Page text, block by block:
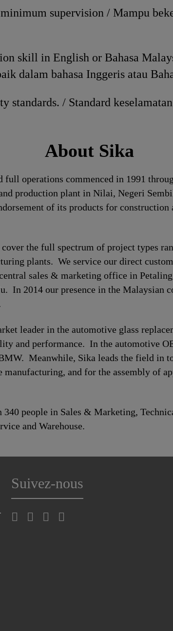
supervision / Mampu
skill in English or Bahasa
dalam bahasa Inggeris atau
standards. / Standard
About Sika
full operations commenced in 1991
production plant in Nilai, Negeri
of its products for
the full spectrum of project types
plants. We service our direct
sales & marketing office in
In 2014 our presence in the Malaysian
leader in the automotive glass
and performance. In the automotive
Meanwhile, Sika leads the field in
and for the assembly of
people in Sales & Marketing,
and Warehouse.
Suivez-nous